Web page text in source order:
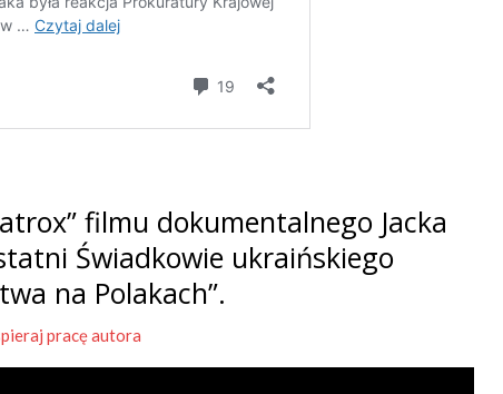
filmu dokumentalnego Jacka
Świadkowie ukraińskiego
na Polakach”.
pracę autora